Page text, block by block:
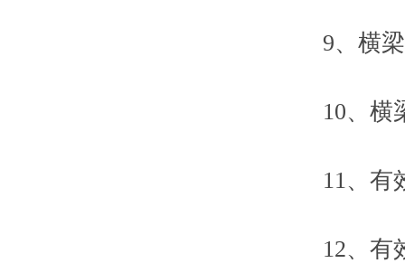
9、横梁
10、横梁
11、有效
12、有效